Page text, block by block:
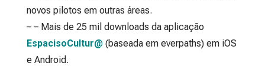
novos pilotos em outras áreas.
– – Mais de 25 mil downloads da aplicação
EspacisoCultur@ (baseada em everpaths) em iOS
e Android.